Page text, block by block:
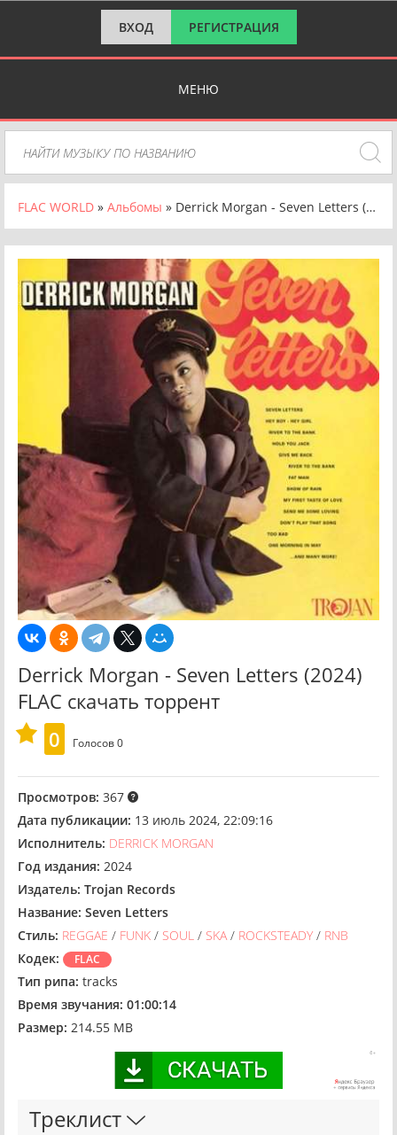
ВХОД РЕГИСТРАЦИЯ
МЕНЮ
FLAC WORLD » Альбомы » Derrick Morgan - Seven Letters (1969/2024) FLAC
Derrick Morgan - Seven Letters (2024)
FLAC скачать торрент
0
Голосов0
Просмотров: 367
Дата публикации: 13 июль 2024, 22:09:16
Исполнитель: DERRICK MORGAN
Год издания: 2024
Издатель: Trojan Records
Название: Seven Letters
Стиль: REGGAE / FUNK / SOUL / SKA / ROCKSTEADY / RNB
Кодек:
FLAC
Тип рипа: tracks
Время звучания: 01:00:14
Размер: 214.55 MB
Треклист